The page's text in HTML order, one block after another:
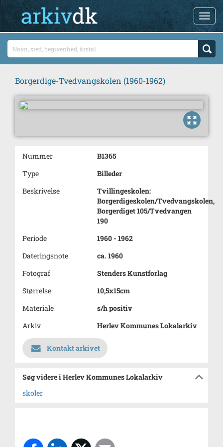
Borgerdige-Tvedvangskolen (1960-1962)
Nummer
B1365
Type
Billeder
Beskrivelse
Tvillingeskolen:
Borgerdigeskolen/Tvedvangskolen,
Borgerdiget 105/Tvedvangen
190
Periode
1960 - 1962
Dateringsnote
ca. 1960
Fotograf
Stenders Kunstforlag
Størrelse
10,5x15cm
Materiale
s/h positiv
Arkiv
Herlev Kommunes Lokalarkiv
Kontakt arkivet
Søg videre i Herlev Kommunes Lokalarkiv
skoler